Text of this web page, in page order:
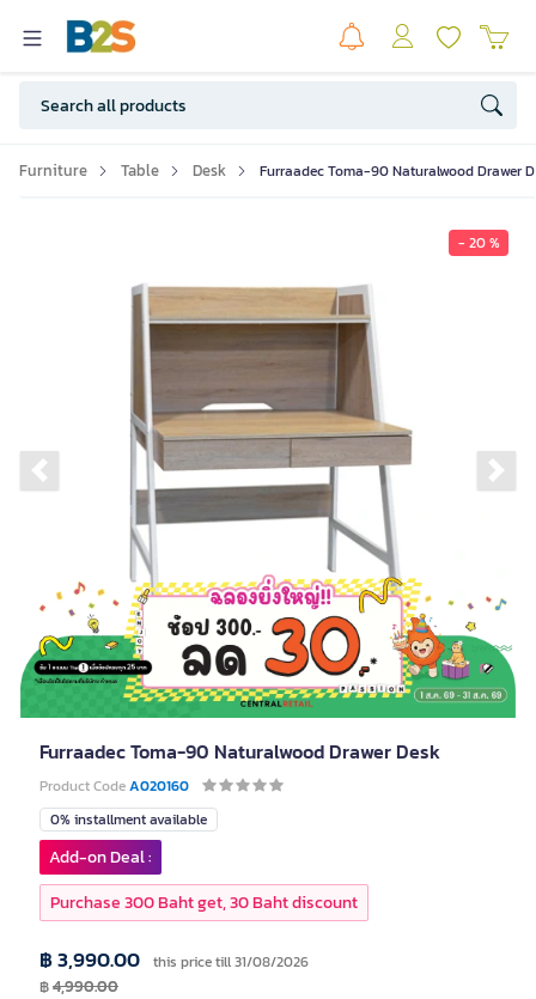
Furniture Table Desk Furraadec Toma-90 Naturalwood Drawer
- 20 %
Previous slide
Furraadec Toma-90 Naturalwood Drawer Desk
Product CodeA020160
0% installment available
฿ 3,990.00 this price till 31/08/2026
฿4,990.00
Add-on Deal :
Purchase 300 Baht get, 30 Baht discount